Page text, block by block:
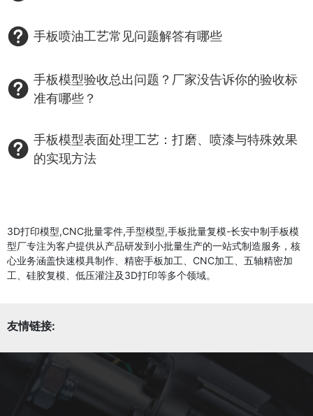
手板喷油工艺常见问题解答有哪些
手板模型验收总出问题？厂家没告诉你的验收标
准有哪些？
手板模型表面处理工艺：打磨、喷漆与特殊效果
的实现方法
3D打印模型,CNC批量零件,手型模型,手板批量复模-长安中制手板模
型厂专注为客户提供从产品研发到小批量生产的一站式制造服务，核
心业务涵盖快速模具制作、精密手板加工、CNC加工、五轴精密加
工、硅胶复模、低压灌注及3D打印等多个领域。
友情链接: